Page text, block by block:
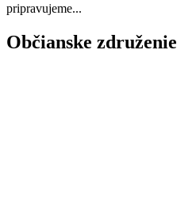
pripravujeme...
Občianske združenie